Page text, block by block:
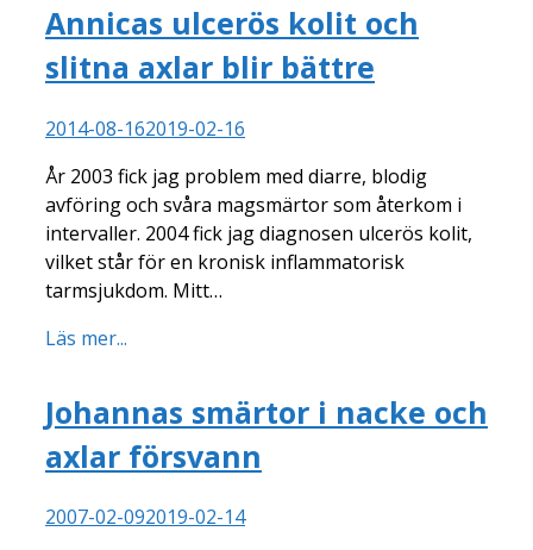
Annicas ulcerös kolit och
slitna axlar blir bättre
2014-08-162019-02-16
År 2003 fick jag problem med diarre, blodig
avföring och svåra magsmärtor som återkom i
intervaller. 2004 fick jag diagnosen ulcerös kolit,
vilket står för en kronisk inflammatorisk
tarmsjukdom. Mitt…
Läs mer...
Johannas smärtor i nacke och
axlar försvann
2007-02-092019-02-14